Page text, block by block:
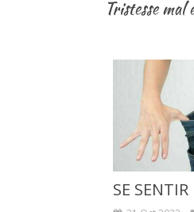
Tristesse mal
SE